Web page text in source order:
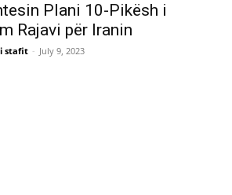
Plani 10-Pikësh i
Rajavi për Iranin
stafit - July 9, 2023